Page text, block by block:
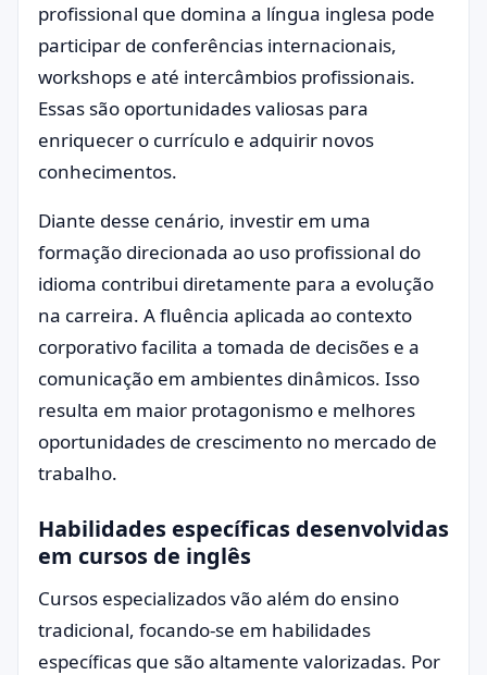
profissional que domina a língua inglesa pode
participar de conferências internacionais,
workshops e até intercâmbios profissionais.
Essas são oportunidades valiosas para
enriquecer o currículo e adquirir novos
conhecimentos.
Diante desse cenário, investir em uma
formação direcionada ao uso profissional do
idioma contribui diretamente para a evolução
na carreira. A fluência aplicada ao contexto
corporativo facilita a tomada de decisões e a
comunicação em ambientes dinâmicos. Isso
resulta em maior protagonismo e melhores
oportunidades de crescimento no mercado de
trabalho.
Habilidades específicas desenvolvidas
em cursos de inglês
Cursos especializados vão além do ensino
tradicional, focando-se em habilidades
específicas que são altamente valorizadas. Por